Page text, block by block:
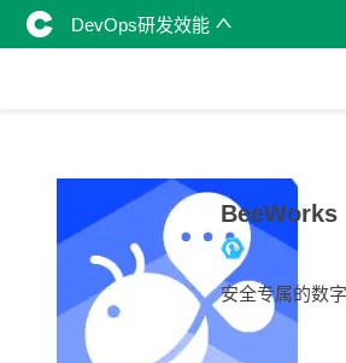
DevOps研发效能
BeeWorks
安全专属的数